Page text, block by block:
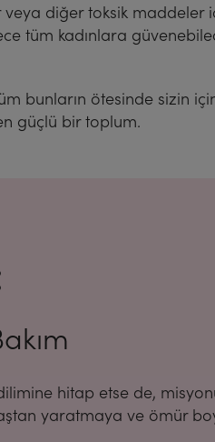
diğer toksik maddeler
tüm kadınlara
bunların ötesinde sizin
güçlü bir toplum.
hitap etse de,
yaratmaya ve ömür